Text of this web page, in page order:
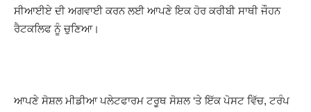
ਸੀਆਈਏ ਦੀ ਅਗਵਾਈ ਕਰਨ ਲਈ ਆਪਣੇ ਇਕ ਹੋਰ ਕਰੀਬੀ ਸਾਥੀ ਜੌਹਨ
ਰੈਟਕਲਿਫ ਨੂੰ ਚੁਣਿਆ।
ਆਪਣੇ ਸੋਸ਼ਲ ਮੀਡੀਆ ਪਲੇਟਫਾਰਮ ਟਰੂਥ ਸੋਸ਼ਲ ‘ਤੇ ਇੱਕ ਪੋਸਟ ਵਿੱਚ, ਟਰੰਪ